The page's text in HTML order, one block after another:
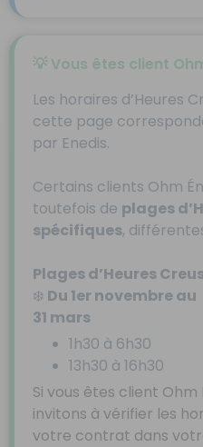
💡 Vous êtes client
Les horaires d’Heures
cette page
par Enedis.
Certains clients Ohm
toutefois de plages
spécifiques,
Plages d’Heures
❄️ Du 1er novembre au
31 mars
1h30 à 6h30
13h30 à 16h30
Si vous êtes client Ohm
invitons à vérifier les
votre contrat dans